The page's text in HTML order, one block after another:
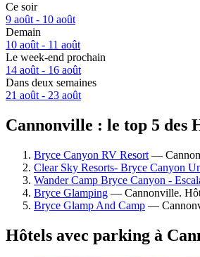
Ce soir
9 août - 10 août
Demain
10 août - 11 août
Le week-end prochain
14 août - 16 août
Dans deux semaines
21 août - 23 août
Cannonville : le top 5 des
Bryce Canyon RV Resort —
Clear Sky Resorts- Bryce Canyon
Wander Camp Bryce Canyon -
Bryce Glamping — Cannonville.
Bryce Glamp And Camp —
Hôtels avec parking à